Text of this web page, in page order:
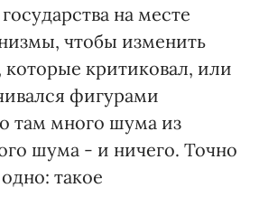
на месте
чтобы изменить
которые критиковал, или
фигурами
там много шума из
шума - и ничего. Точно
такое